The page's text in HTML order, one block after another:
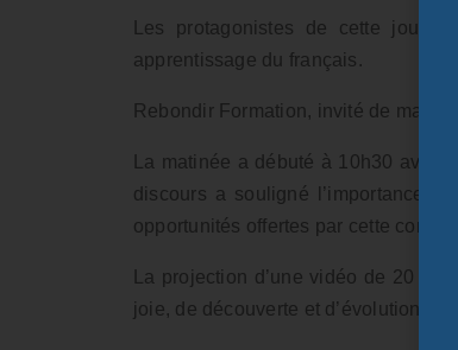
Les protagonistes de cette
apprentissage du français.
Rebondir Formation, invité de
La matinée a débuté à 10h30 avec
discours a souligné l’importance
opportunités offertes par cette
La projection d’une vidéo de 20
joie, de découverte et d’évolution